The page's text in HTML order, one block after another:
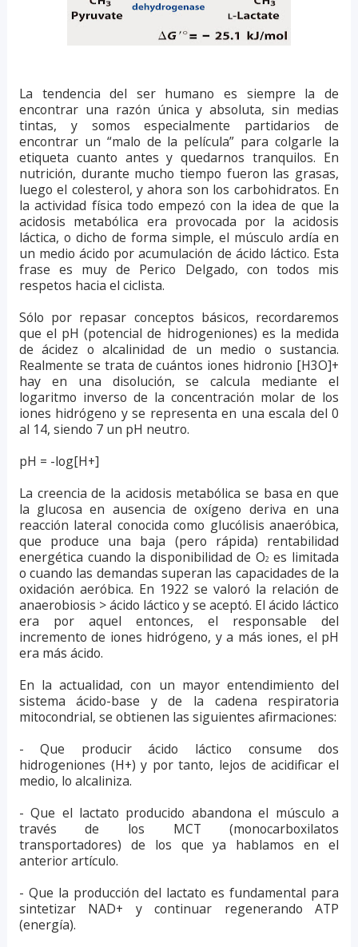
La tendencia del ser humano es siempre la de
encontrar una razón única y absoluta, sin medias
tintas, y somos especialmente partidarios de
encontrar un “malo de la película” para colgarle la
etiqueta cuanto antes y quedarnos tranquilos. En
nutrición, durante mucho tiempo fueron las grasas,
luego el colesterol, y ahora son los carbohidratos. En
la actividad física todo empezó con la idea de que la
acidosis metabólica era provocada por la acidosis
láctica, o dicho de forma simple, el músculo ardía en
un medio ácido por acumulación de ácido láctico. Esta
frase es muy de Perico Delgado, con todos mis
respetos hacia el ciclista.
Sólo por repasar conceptos básicos, recordaremos
que el pH (potencial de hidrogeniones) es la medida
de ácidez o alcalinidad de un medio o sustancia.
Realmente se trata de cuántos iones hidronio [H3O]+
hay en una disolución, se calcula mediante el
logaritmo inverso de la concentración molar de los
iones hidrógeno y se representa en una escala del 0
al 14, siendo 7 un pH neutro.
pH = -log[H+]
La creencia de la acidosis metabólica se basa en que
la glucosa en ausencia de oxígeno deriva en una
reacción lateral conocida como glucólisis anaeróbica,
que produce una baja (pero rápida) rentabilidad
energética cuando la disponibilidad de O2 es limitada
o cuando las demandas superan las capacidades de la
oxidación aeróbica. En 1922 se valoró la relación de
anaerobiosis > ácido láctico y se aceptó. El ácido láctico
era por aquel entonces, el responsable del
incremento de iones hidrógeno, y a más iones, el pH
era más ácido.
En la actualidad, con un mayor entendimiento del
sistema ácido-base y de la cadena respiratoria
mitocondrial, se obtienen las siguientes afirmaciones:
- Que producir ácido láctico consume dos
hidrogeniones (H+) y por tanto, lejos de acidificar el
medio, lo alcaliniza.
- Que el lactato producido abandona el músculo a
través de los MCT (monocarboxilatos
transportadores) de los que ya hablamos en el
anterior artículo.
- Que la producción del lactato es fundamental para
sintetizar NAD+ y continuar regenerando ATP
(energía).